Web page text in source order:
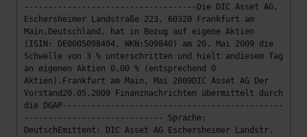
------------------------------------Die DIC Asset AG,
Eschersheimer Landstraße 223, 60320 Frankfurt am
Main,Deutschland, hat in Bezug auf eigene Aktien
(ISIN: DE0005098404, WKN:509840) am 20. Mai 2009 die
Schwelle von 3 % unterschritten und hielt andiesem Tag
an eigenen Aktien 0,00 % (entsprechend 0
Aktien).Frankfurt am Main, Mai 2009DIC Asset AG Der
Vorstand20.05.2009 Finanznachrichten übermittelt durch
die DGAP----------------------------------------------
----------------------------- Sprache:
DeutschEmittent: DIC Asset AG Eschersheimer Landstr.